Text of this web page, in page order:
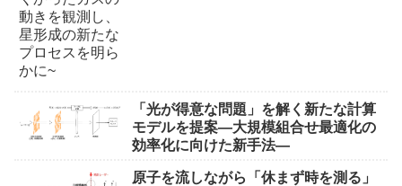
「光が得意な問題」を解く新たな計算
モデルを提案―大規模組合せ最適化の
効率化に向けた新手法―
原子を流しながら「休まず時を測る」